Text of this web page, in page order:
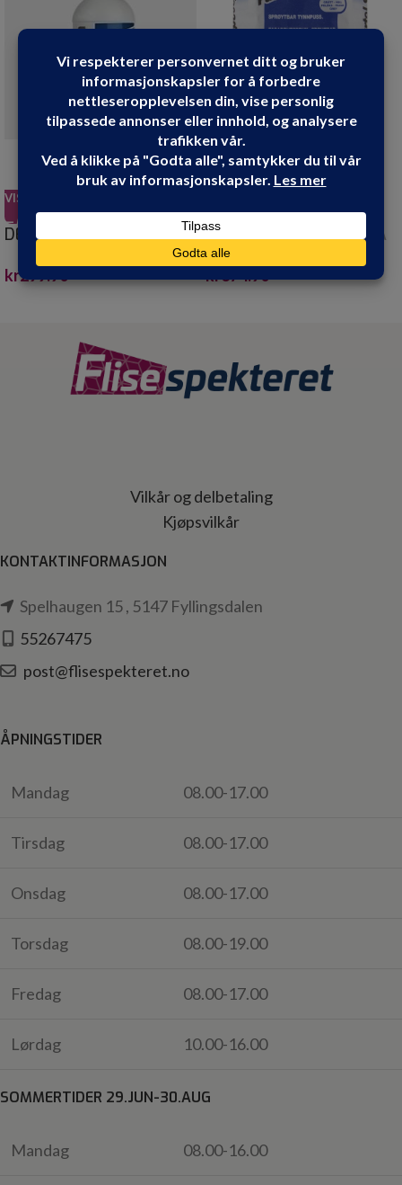
VIS PRODUKT
DESALIN C 1 LITER
kr299.90
FASADEMØRTEL SI GRÅ
M/FIBER 25 KG
kr374.90
Vilkår og delbetaling
Kjøpsvilkår
KONTAKTINFORMASJON
Spelhaugen 15 , 5147 Fyllingsdalen
55267475
post@flisespekteret.no
ÅPNINGSTIDER
Mandag 08.00-17.00
Tirsdag 08.00-17.00
Onsdag 08.00-17.00
Torsdag 08.00-19.00
Fredag 08.00-17.00
Lørdag 10.00-16.00
SOMMERTIDER 29.JUN-30.AUG
Mandag 08.00-16.00